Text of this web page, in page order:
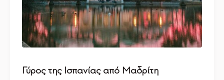
Γύρος της Ισπανίας από Μαδρίτη